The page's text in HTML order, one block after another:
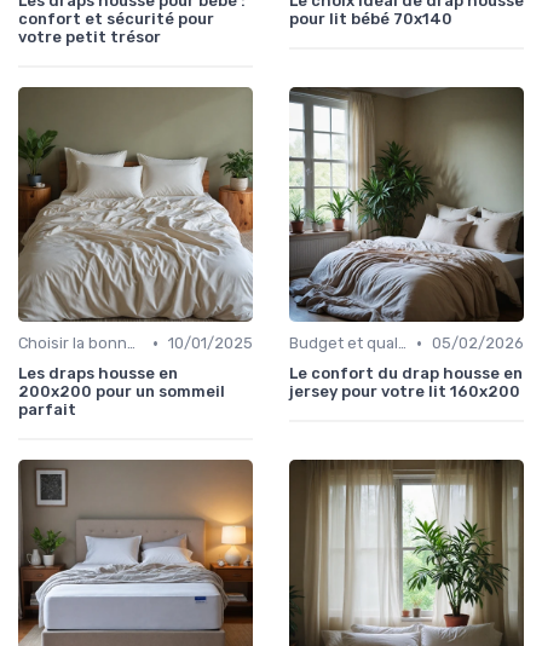
confort et sécurité pour
votre petit trésor
pour lit bébé 70x140
Choisir la bonne taille • 10/01/2025
Les draps housse en
200x200 pour un sommeil
parfait
Budget et qualité • 05/02/2026
Le confort du drap housse en
jersey pour votre lit 160x200